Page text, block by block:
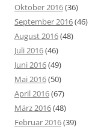
Oktober 2016(36)
September 2016(46)
August 2016(48)
Juli 2016(46)
Juni 2016(49)
Mai 2016(50)
April 2016(67)
März 2016(48)
Februar 2016(39)